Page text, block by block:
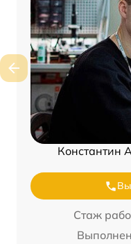
Константин
Стаж